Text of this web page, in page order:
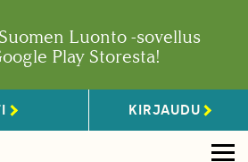
Luonto -sovellus
Play Storesta!
KIRJAUDU